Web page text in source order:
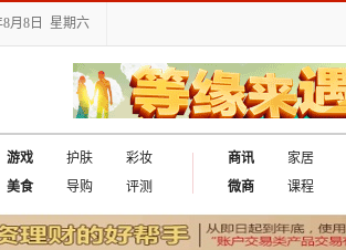
8月8日 星期六
游戏 护肤
彩妆
美食
导购 评测
商讯 家居
微商
课程